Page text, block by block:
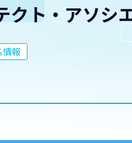
クト ・アソシ
情報